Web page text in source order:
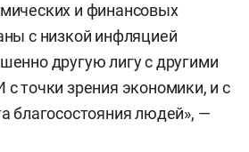
и финансовых
с низкой инфляцией
другую лигу с другими
точки зрения экономики, и с
благосостояния людей», —